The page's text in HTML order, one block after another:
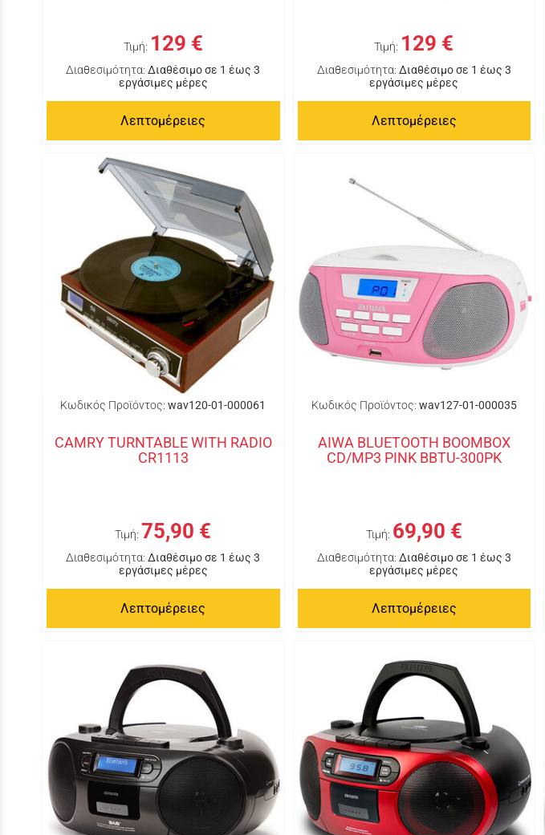
Τιμή: 129 €
Διαθεσιμότητα: Διαθέσιμο σε 1 έως 3
εργάσιμες μέρες
Λεπτομέρειες
Τιμή: 129 €
Διαθεσιμότητα: Διαθέσιμο σε 1 έως 3
εργάσιμες μέρες
Λεπτομέρειες
Κωδικός Προϊόντος: wav120-01-000061
CAMRY TURNTABLE WITH RADIO
CR1113
Τιμή: 75,90 €
Διαθεσιμότητα: Διαθέσιμο σε 1 έως 3
εργάσιμες μέρες
Λεπτομέρειες
Κωδικός Προϊόντος: wav127-01-000035
AIWA BLUETOOTH BOOMBOX
CD/MP3 PINK BBTU-300PK
Τιμή: 69,90 €
Διαθεσιμότητα: Διαθέσιμο σε 1 έως 3
εργάσιμες μέρες
Λεπτομέρειες